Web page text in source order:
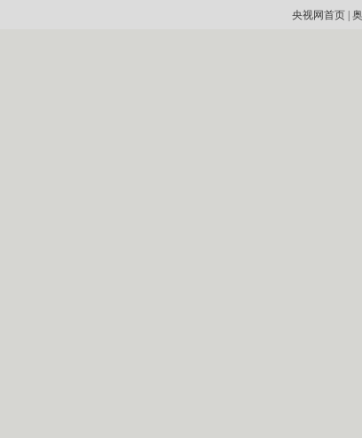
央视网首页|